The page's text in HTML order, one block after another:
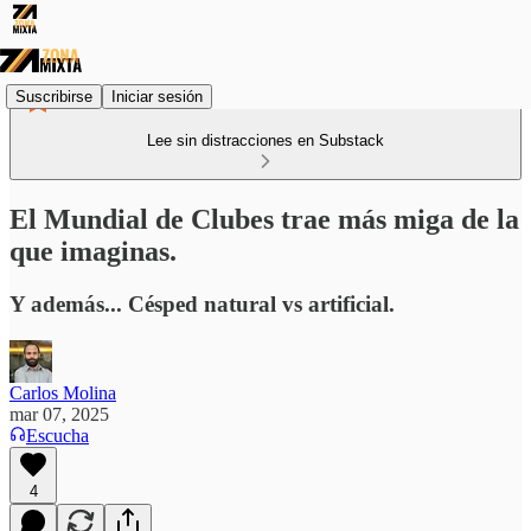
Suscribirse Iniciar sesión
Lee sin distracciones en Substack
El Mundial de Clubes trae más miga de la
que imaginas.
Y además... Césped natural vs artificial.
Carlos Molina
mar 07, 2025
Escucha
4